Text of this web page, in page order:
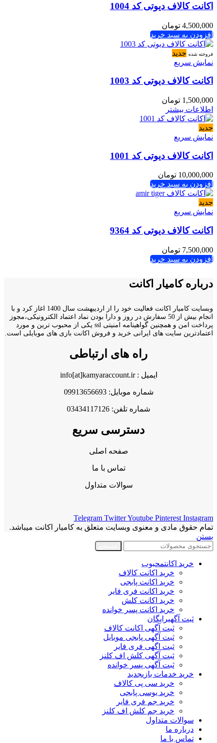
اکانت کالاف دیوتی کد 1004
4,500,000 تومان
افزودن به سبد خرید
فروخته شده جدید
نمایش سریع
اکانت کالاف دیوتی کد 1003
1,500,000 تومان
اطلاعات بیشتر
جدید
نمایش سریع
اکانت کالاف دیوتی کد 1001
10,000,000 تومان
افزودن به سبد خرید
جدید
نمایش سریع
اکانت کالاف دیوتی کد 9364
7,500,000 تومان
افزودن به سبد خرید
درباره کامیار اکانت
وبسایت کامیار اکانت فعالیت خود را از اردیبهشت سال 1400 اغاز کرد و با
انجام بیش از 50 سفارش در روز و دارا بودن نماد اعتماد الکترونیکی،مجوز
پرداخت امن و همچنین گواهینامه امنیتی ssl یکی از محبوب ترین و مورد
اعتمادترین سایت های ایرانی خرید و فروش اکانت بازی های موبایلی است.
راه های ارتباطی
ایمیل : info[at]kamyaraccount.ir
شماره موبایل: 09913656693
شماره تلفن: 03434117126
دسترسی سریع
صفحه اصلی
تماس با ما
سوالات متداول
Telegram TwitterYoutube Pinterest Instagram
تمام حقوق مادی و معنوی وبسایت متعلق به کامیار اکانت میباشد.
بستن
خرید اکانتمحبوب
خرید اکانت کالاف
خرید اکانت پابجی
خرید اکانت فری فایر
خرید اکانت کلش
خرید اکانت پسر خوانده
ثبت آگهیرایگان
ثبت آگهی اکانت کالاف
ثبت آگهی پابجی موبایل
ثبت اگهی فری فایر
ثبت آگهی کلش اف کلنز
ثبت آگهی پسر خوانده
خرید خدمات بازیجدید
خرید سی پی کالاف
خرید یوسی پابجی
خرید جم فری فایر
خرید جم کلش اف کلنز
سوالات متداول
درباره ما
تماس با ما